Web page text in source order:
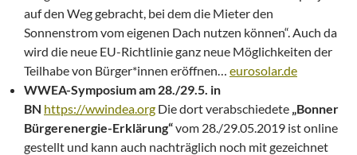
auf den Weg gebracht, bei dem die Mieter den
Sonnenstrom vom eigenen Dach nutzen können“. Auch da
wird die neue EU-Richtlinie ganz neue Möglichkeiten der
Teilhabe von Bürger*innen eröffnen… eurosolar.de
WWEA-Symposium am 28./29.5. in
BN https://wwindea.org Die dort verabschiedete „Bonner
Bürgerenergie-Erklärung“vom 28./29.05.2019 ist online
gestellt und kann auch nachträglich noch mit gezeichnet